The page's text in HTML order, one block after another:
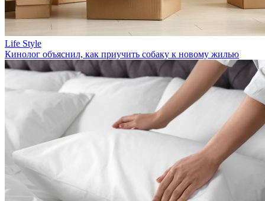
Life Style
Кинолог объяснил, как приучить собаку к новому жилью